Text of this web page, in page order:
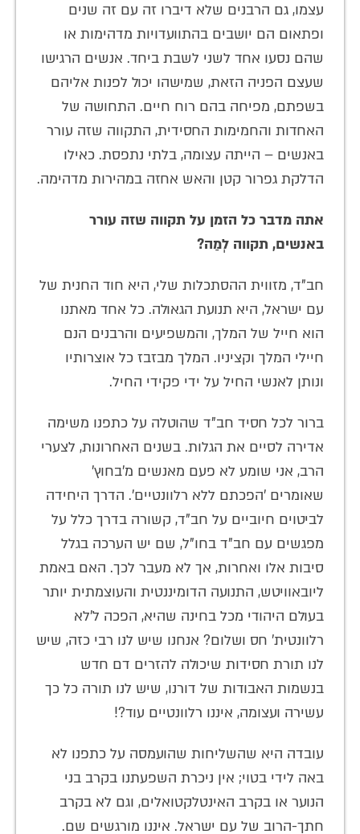
עצמו, גם הרבנים שלא דיברו זה עם זה שנים
ופתאום הם יושבים בהתוועדויות מדהימות או
שהם נסעו אחד לשני לשבת ביחד. אנשים הרגישו
שעצם הפניה הזאת, שמישהו יכול לפנות אליהם
בשפתם, מפיחה בהם רוח חיים. התחושה של
האחדות והחמימות החסידית, התקווה שזה עורר
באנשים – הייתה עצומה, בלתי נתפסת. כאילו
הדלקת גפרור קטן והאש אחזה במהירות מדהימה.
אתה מדבר כל הזמן על תקווה שזה עורר
באנשים, תקווה לְמַה?
חב"ד, מזווית ההסתכלות שלי, היא חוד החנית של
עם ישראל, היא תנועת הגאולה. כל אחד מאתנו
הוא חייל של המלך, והמשפיעים והרבנים הנם
חיילי המלך וקציניו. המלך מבזבז כל אוצרותיו
ונותן לאנשי החיל על ידי פקידי החיל.
ברור לכל חסיד חב"ד שהוטלה על כתפנו משימה
אדירה לסיים את הגלות. בשנים האחרונות, לצערי
הרב, אני שומע לא פעם מאנשים מ'בחוץ'
שאומרים 'הפכתם ללא רלוונטיים'. הדרך היחידה
לביטוים חיוביים על חב"ד, קשורה בדרך כלל על
מפגשים עם חב"ד בחו"ל, שם יש הערכה בגלל
סיבות אלו ואחרות, אך לא מעבר לכך. האם באמת
ליובאוויטש, התנועה הדומיננטית והעוצמתית יותר
בעולם היהודי מכל בחינה שהיא, הפכה ל'לא
רלוונטית' חס ושלום? אנחנו שיש לנו רבי כזה, שיש
לנו תורת חסידות שיכולה להזרים דם חדש
בנשמות האבודות של דורנו, שיש לנו תורה כל כך
עשירה ועצומה, איננו רלוונטיים עוד?!
עובדה היא שהשליחות שהועמסה על כתפנו לא
באה לידי בטוי; אין ניכרת השפעתנו בקרב בני
הנוער או בקרב האינטלקטואלים, וגם לא בקרב
חתך-הרוב של עם ישראל. איננו מורגשים שם.